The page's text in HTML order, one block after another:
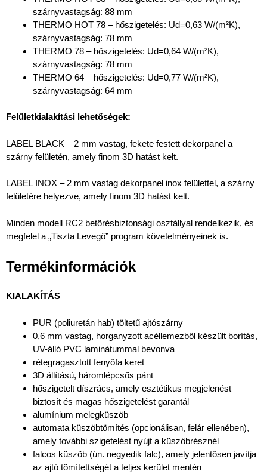
szárnyvastagság: 88 mm
THERMO HOT 78 – hőszigetelés: Ud=0,63 W/(m²K),
szárnyvastagság: 78 mm
THERMO 78 – hőszigetelés: Ud=0,64 W/(m²K),
szárnyvastagság: 78 mm
THERMO 64 – hőszigetelés: Ud=0,77 W/(m²K),
szárnyvastagság: 64 mm
Felületkialakítási lehetőségek:
LABEL BLACK – 2 mm vastag, fekete festett dekorpanel a
szárny felületén, amely finom 3D hatást kelt.
LABEL INOX – 2 mm vastag dekorpanel inox felülettel, a szárny
felületére helyezve, amely finom 3D hatást kelt.
Minden modell RC2 betörésbiztonsági osztállyal rendelkezik, és
megfelel a „Tiszta Levegő” program követelményeinek is.
Termékinformációk
KIALAKÍTÁS
PUR (poliuretán hab) töltetű ajtószárny
0,6 mm vastag, horganyzott acéllemezből készült borítás,
UV-álló PVC laminátummal bevonva
rétegragasztott fenyőfa keret
3D állítású, háromlépcsős pánt
hőszigetelt díszrács, amely esztétikus megjelenést
biztosít és magas hőszigetelést garantál
alumínium melegküszöb
automata küszöbtömítés (opcionálisan, felár ellenében),
amely további szigetelést nyújt a küszöbrésznél
falcos küszöb (ún. negyedik falc), amely jelentősen javítja
az ajtó tömítettségét a teljes kerület mentén